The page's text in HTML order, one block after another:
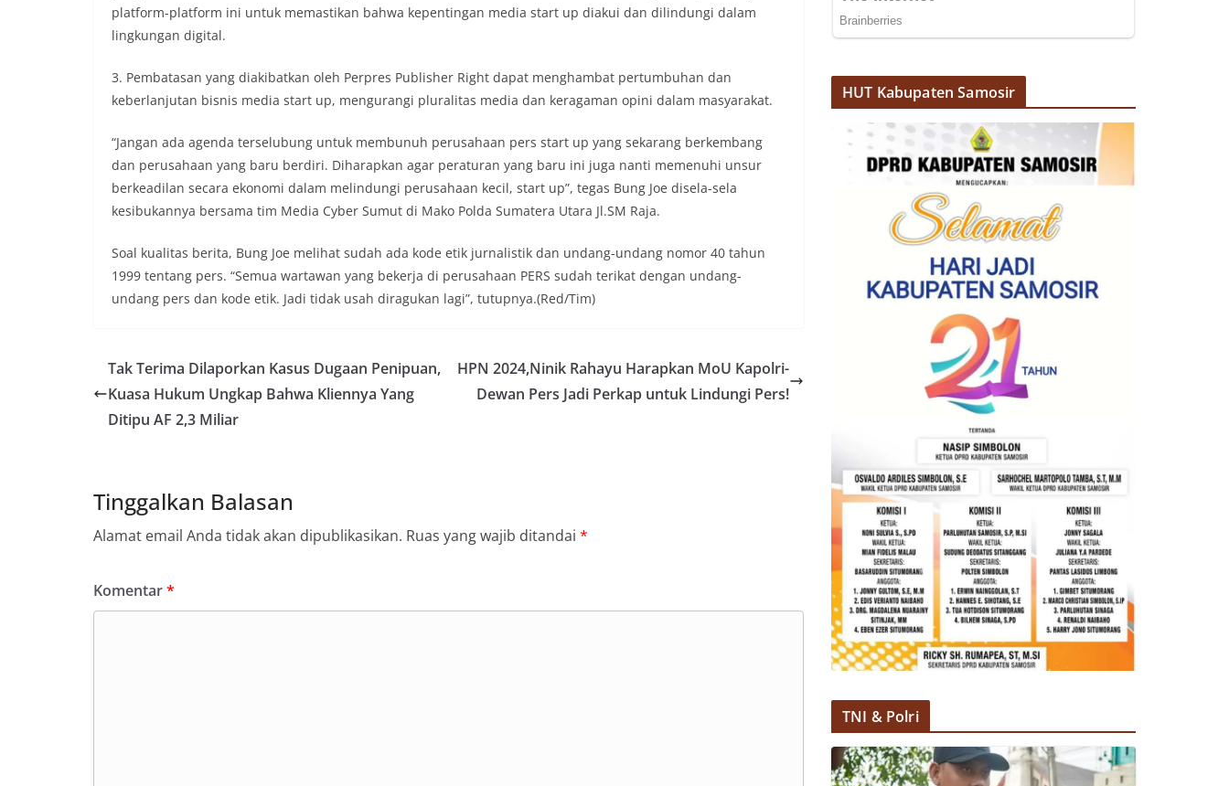
platform-platform ini untuk memastikan bahwa kepentingan media start up diakui dan dilindungi dalam
lingkungan digital.
3. Pembatasan yang diakibatkan oleh Perpres Publisher Right dapat menghambat pertumbuhan dan
keberlanjutan bisnis media start up, mengurangi pluralitas media dan keragaman opini dalam masyarakat.
“Jangan ada agenda terselubung untuk membunuh perusahaan pers start up yang sekarang berkembang
dan perusahaan yang baru berdiri. Diharapkan agar peraturan yang baru ini juga nanti memenuhi unsur
berkeadilan secara ekonomi dalam melindungi perusahaan kecil, start up”, tegas Bung Joe disela-sela
kesibukannya bersama tim Media Cyber Sumut di Mako Polda Sumatera Utara Jl.SM Raja.
Soal kualitas berita, Bung Joe melihat sudah ada kode etik jurnalistik dan undang-undang nomor 40 tahun
1999 tentang pers. “Semua wartawan yang bekerja di perusahaan PERS sudah terikat dengan undang-
undang pers dan kode etik. Jadi tidak usah diragukan lagi”, tutupnya.(Red/Tim)
Tak Terima Dilaporkan Kasus Dugaan Penipuan,
Kuasa Hukum Ungkap Bahwa Kliennya Yang
Ditipu AF 2,3 Miliar
HPN 2024,Ninik Rahayu Harapkan MoU Kapolri-
Dewan Pers Jadi Perkap untuk Lindungi Pers!
Tinggalkan Balasan
Alamat email Anda tidak akan dipublikasikan. Ruas yang wajib ditandai *
Komentar*
HUT Kabupaten Samosir
TNI & Polri